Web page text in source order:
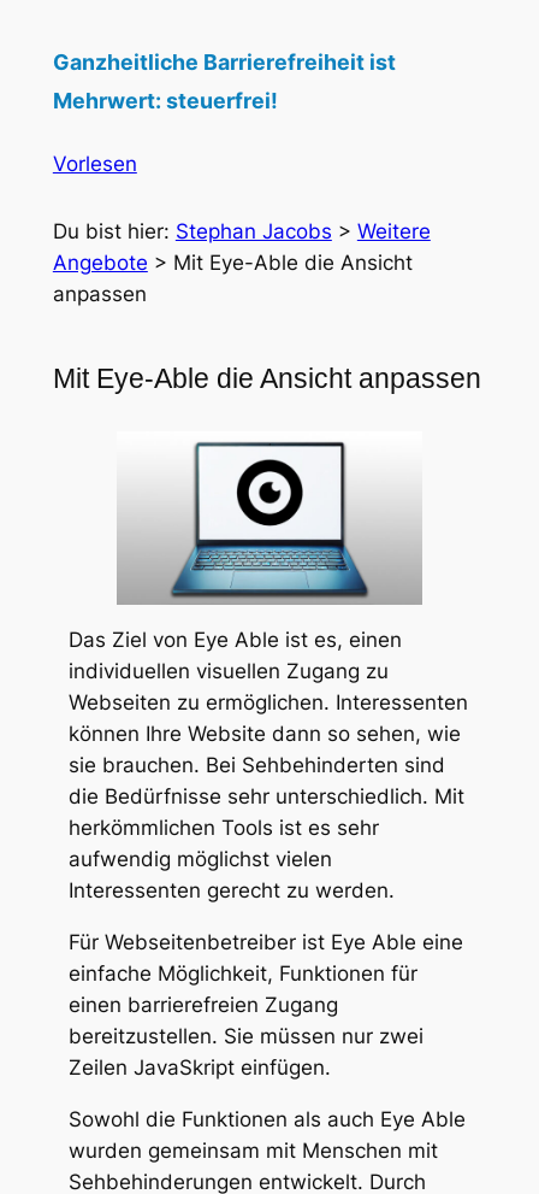
Ganzheitliche Barrierefreiheit ist
Mehrwert: steuerfrei!
Vorlesen
Du bist hier: Stephan Jacobs > Weitere
Angebote > Mit Eye-Able die Ansicht
anpassen
Mit Eye-Able die Ansicht anpassen
Das Ziel von Eye Able ist es, einen
individuellen visuellen Zugang zu
Webseiten zu ermöglichen. Interessenten
können Ihre Website dann so sehen, wie
sie brauchen. Bei Sehbehinderten sind
die Bedürfnisse sehr unterschiedlich. Mit
herkömmlichen Tools ist es sehr
aufwendig möglichst vielen
Interessenten gerecht zu werden.
Für Webseitenbetreiber ist Eye Able eine
einfache Möglichkeit, Funktionen für
einen barrierefreien Zugang
bereitzustellen. Sie müssen nur zwei
Zeilen JavaSkript einfügen.
Sowohl die Funktionen als auch Eye Able
wurden gemeinsam mit Menschen mit
Sehbehinderungen entwickelt. Durch